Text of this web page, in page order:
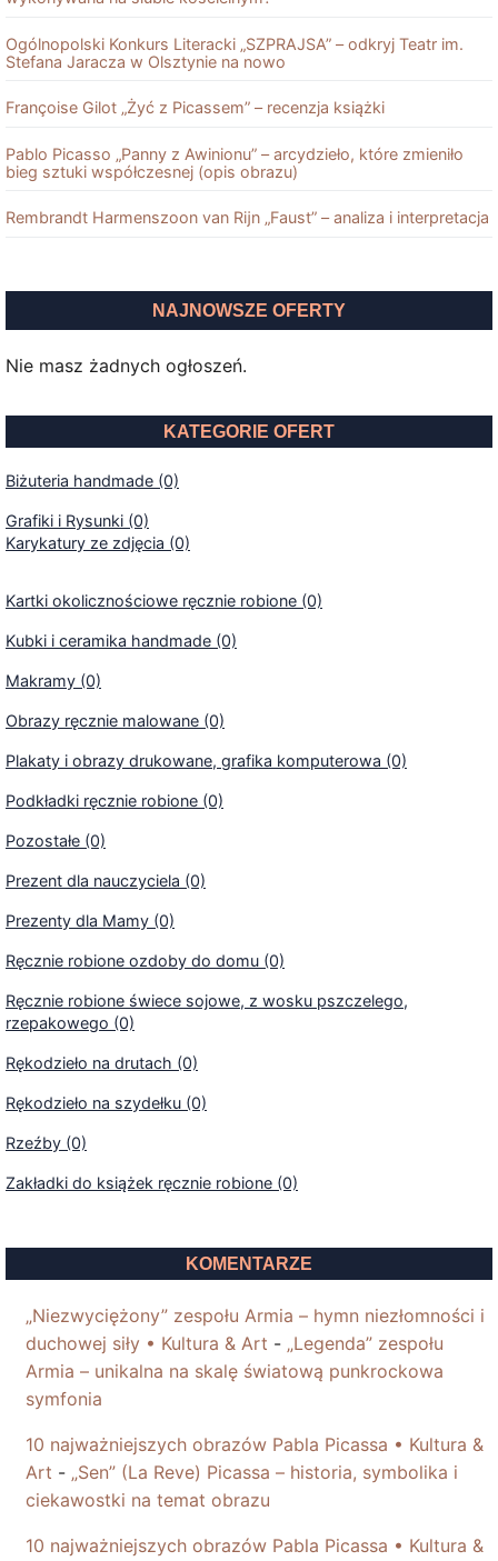
Ogólnopolski Konkurs Literacki „SZPRAJSA” – odkryj Teatr im.
Stefana Jaracza w Olsztynie na nowo
Françoise Gilot „Żyć z Picassem” – recenzja książki
Pablo Picasso „Panny z Awinionu” – arcydzieło, które zmieniło
bieg sztuki współczesnej (opis obrazu)
Rembrandt Harmenszoon van Rĳn „Faust” – analiza i interpretacja
NAJNOWSZE OFERTY
Nie masz żadnych ogłoszeń.
KATEGORIE OFERT
Biżuteria handmade (0)
Grafiki i Rysunki (0)
Karykatury ze zdjęcia (0)
Kartki okolicznościowe ręcznie robione (0)
Kubki i ceramika handmade (0)
Makramy (0)
Obrazy ręcznie malowane (0)
Plakaty i obrazy drukowane, grafika komputerowa (0)
Podkładki ręcznie robione (0)
Pozostałe (0)
Prezent dla nauczyciela (0)
Prezenty dla Mamy (0)
Ręcznie robione ozdoby do domu (0)
Ręcznie robione świece sojowe, z wosku pszczelego,
rzepakowego (0)
Rękodzieło na drutach (0)
Rękodzieło na szydełku (0)
Rzeźby (0)
Zakładki do książek ręcznie robione (0)
KOMENTARZE
„Niezwyciężony” zespołu Armia – hymn niezłomności i
duchowej siły • Kultura & Art - „Legenda” zespołu
Armia – unikalna na skalę światową punkrockowa
symfonia
10 najważniejszych obrazów Pabla Picassa • Kultura &
Art - „Sen” (La Reve) Picassa – historia, symbolika i
ciekawostki na temat obrazu
10 najważniejszych obrazów Pabla Picassa • Kultura &